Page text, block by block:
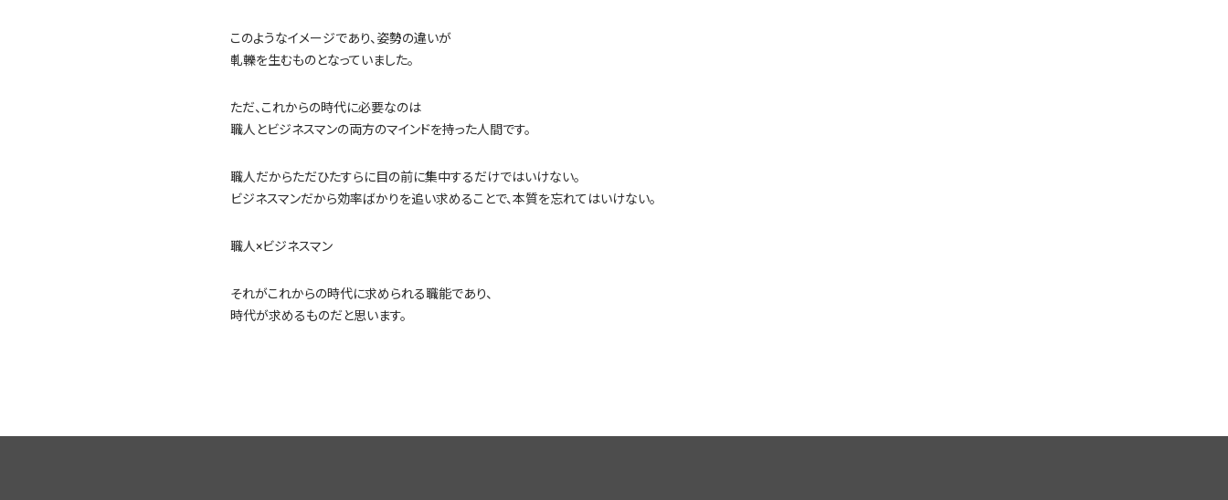
このようなイメージであり、姿勢の違いが
軋轢を生むものとなっていました。
ただ、これからの時代に必要なのは
職人とビジネスマンの両方のマインドを持った人間です。
職人だからただひたすらに目の前に集中するだけではいけない。
ビジネスマンだから効率ばかりを追い求めることで、本質を忘れてはいけない。
職人×ビジネスマン
それがこれからの時代に求められる職能であり、
時代が求めるものだと思います。